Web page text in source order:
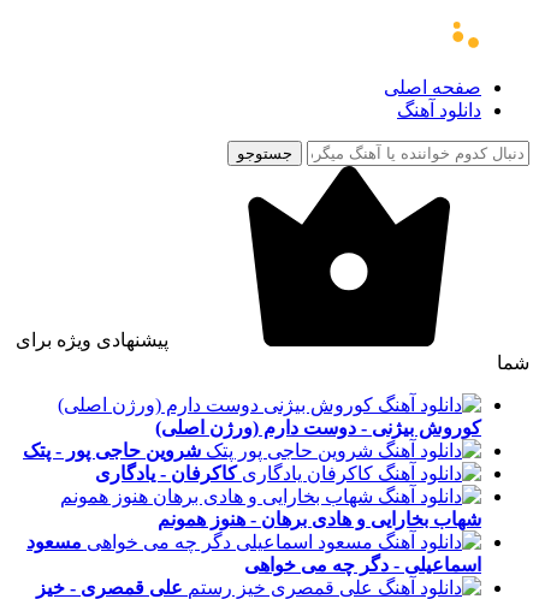
صفحه اصلی
دانلود آهنگ
جستوجو
پیشنهادی ویژه برای
شما
کوروش بیژنی - دوست دارم (ورژن اصلی)
شروین حاجی پور - پتک
کاکرفان - یادگاری
شهاب بخارایی و هادی برهان - هنوز همونم
مسعود
اسماعیلی - دگر چه می خواهی
علی قمصری - خیز